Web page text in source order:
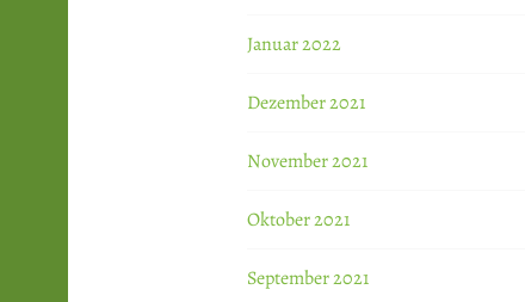
Januar 2022
Dezember 2021
November 2021
Oktober 2021
September 2021